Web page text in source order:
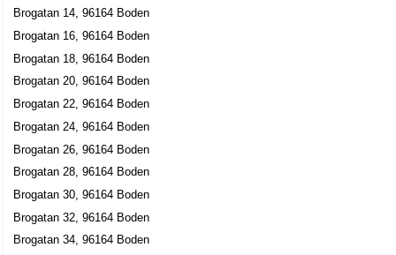
Brogatan 14, 96164 Boden
Brogatan 16, 96164 Boden
Brogatan 18, 96164 Boden
Brogatan 20, 96164 Boden
Brogatan 22, 96164 Boden
Brogatan 24, 96164 Boden
Brogatan 26, 96164 Boden
Brogatan 28, 96164 Boden
Brogatan 30, 96164 Boden
Brogatan 32, 96164 Boden
Brogatan 34, 96164 Boden